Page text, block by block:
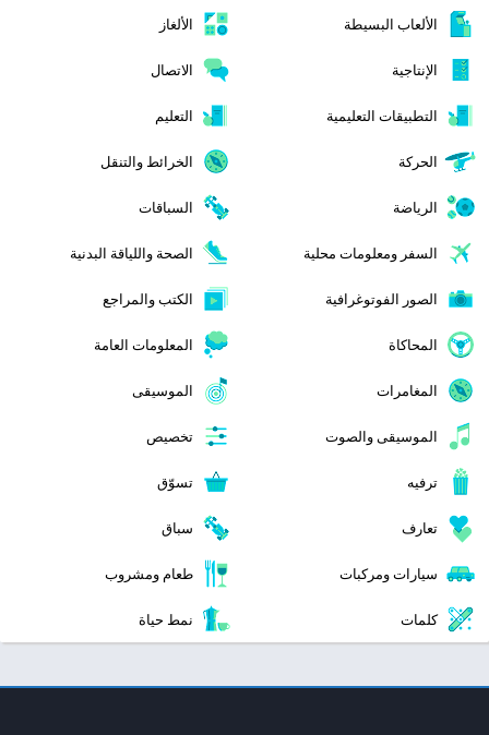
الألعاب البسيطة الألغاز
الإنتاجية الاتصال
التطبيقات التعليمية التعليم
الحركة الخرائط والتنقل
الرياضة السباقات
السفر ومعلومات محلية الصحة واللياقة البدنية
الصور الفوتوغرافية الكتب والمراجع
المحاكاة المعلومات العامة
المغامرات الموسيقى
الموسيقى والصوت تخصيص
ترفيه تسوّق
تعارف سباق
سيارات ومركبات طعام ومشروب
كلمات نمط حياة